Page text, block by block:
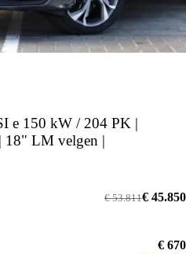
e 150 kW / 204 PK |
18" LM velgen |
€ 45.850
€ 53.811
€ 670